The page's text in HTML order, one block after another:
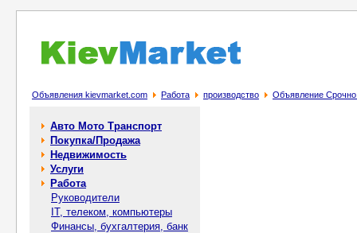
Объявления kievmarket.com Работа производство Объявление
Авто Мото Транспорт
Покупка/Продажа
Недвижимость
Услуги
Работа
Руководители
IT, телеком, компьютеры
Финансы, бухгалтерия, банк